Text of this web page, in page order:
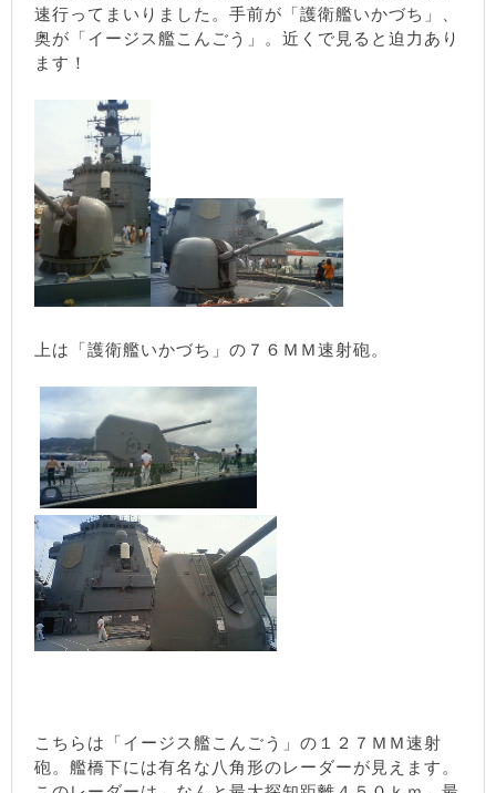
速行ってまいりました。手前が「護衛艦いかづち」、
奥が「イージス艦こんごう」。近くで見ると迫力あり
ます！
上は「護衛艦いかづち」の７６ＭＭ速射砲。
こちらは「イージス艦こんごう」の１２７ＭＭ速射
砲。艦橋下には有名な八角形のレーダーが見えます。